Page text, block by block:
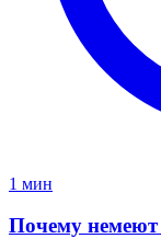
1 мин
Почему